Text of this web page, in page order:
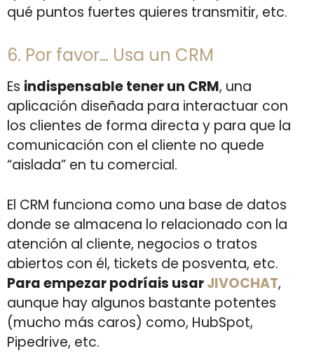
qué puntos fuertes quieres transmitir, etc.
6. Por favor… Usa un CRM
Es indispensable tener un CRM, una
aplicación diseñada para interactuar con
los clientes de forma directa y para que la
comunicación con el cliente no quede
“aislada” en tu comercial.
El CRM funciona como una base de datos
donde se almacena lo relacionado con la
atención al cliente, negocios o tratos
abiertos con él, tickets de posventa, etc.
Para empezar podríais usarJIVOCHAT,
aunque hay algunos bastante potentes
(mucho más caros) como, HubSpot,
Pipedrive, etc.